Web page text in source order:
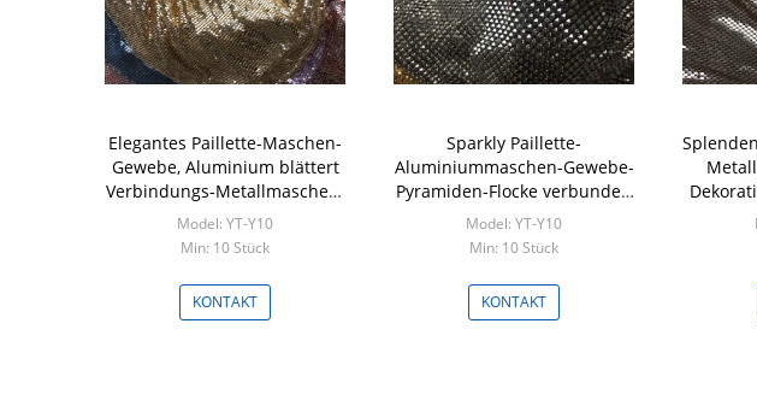
Elegantes Paillette-Maschen-
Gewebe, Aluminium blättert
Verbindungs-Metallmaschen-
Gewebe ab
Model: YT-Y10
Min: 10 Stück
KONTAKT
Sparkly Paillette-
Aluminiummaschen-Gewebe-
Pyramiden-Flocke verbunden
für Kleid
Model: YT-Y10
Min: 10 Stück
KONTAKT